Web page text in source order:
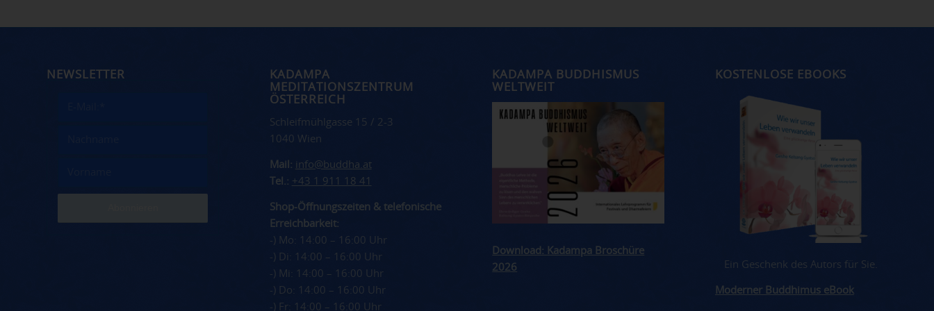
NEWSLETTER
KADAMPA
MEDITATIONSZENTRUM
ÖSTERREICH
Schleifmühlgasse 15 / 2-3
1040 Wien
Mail: info@buddha.at
Tel.: +43 1 911 18 41
Shop-Öffnungszeiten & telefonische
Erreichbarkeit:
-) Mo: 14:00 – 16:00 Uhr
-) Di: 14:00 – 16:00 Uhr
-) Mi: 14:00 – 16:00 Uhr
-) Do: 14:00 – 16:00 Uhr
-) Fr: 14:00 – 16:00 Uhr
KADAMPA BUDDHISMUS
WELTWEIT
Download: Kadampa Broschüre
2026
KOSTENLOSE EBOOKS
Ein Geschenk des Autors für Sie.
Moderner Buddhimus eBook